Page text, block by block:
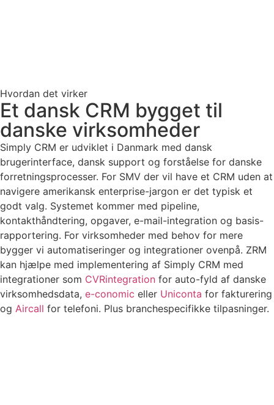
Hvordan det virker
Et dansk CRM bygget til
danske virksomheder
Simply CRM er udviklet i Danmark med dansk
brugerinterface, dansk support og forståelse for danske
forretningsprocesser. For SMV der vil have et CRM uden at
navigere amerikansk enterprise-jargon er det typisk et
godt valg. Systemet kommer med pipeline,
kontakthåndtering, opgaver, e-mail-integration og basis-
rapportering. For virksomheder med behov for mere
bygger vi automatiseringer og integrationer ovenpå. ZRM
kan hjælpe med implementering af Simply CRM med
integrationer som CVRintegration for auto-fyld af danske
virksomhedsdata, e-conomic eller Uniconta for fakturering
og Aircall for telefoni. Plus branchespecifikke tilpasninger.